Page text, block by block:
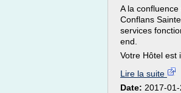
A la
Conflans
services
end.
Votre Hôtel est
Lire la suite
Date: 2017-